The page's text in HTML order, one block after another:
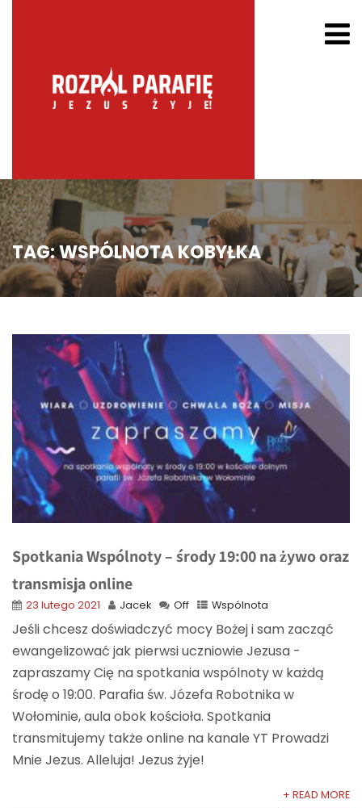
TAG:WSPÓLNOTA KOBYŁKA
Spotkania Wspólnoty – środy 19:00 na żywo oraz
transmisja online
23 lutego 2021 Jacek Off Wspólnota
Jeśli chcesz doświadczyć mocy Bożej i sam zacząć
ewangelizować jak pierwsi uczniowie Jezusa -
zapraszamy Cię na spotkania wspólnoty w każdą
środę o 19:00. Parafia św. Józefa Robotnika w
Wołominie, aula obok kościoła. Spotkania
transmitujemy także online na kanale YT Prowadzi
Mnie Jezus. Alleluja! Jezus żyje!
+ READ MORE